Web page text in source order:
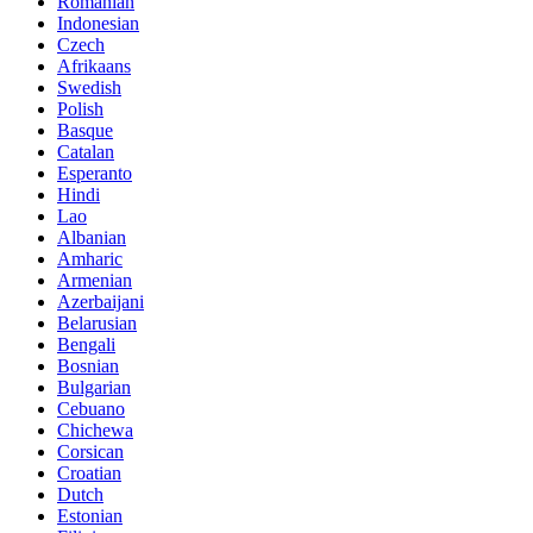
Indonesian
Czech
Afrikaans
Swedish
Polish
Basque
Catalan
Esperanto
Hindi
Lao
Albanian
Amharic
Armenian
Azerbaijani
Belarusian
Bengali
Bosnian
Bulgarian
Cebuano
Chichewa
Corsican
Croatian
Dutch
Estonian